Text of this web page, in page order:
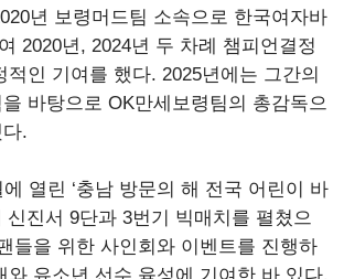
년 보령머드팀 소속으로 한국여자바
2020년, 2024년 두 차례 챔피언결정
적인 기여를 했다. 2025년에는 그간의
바탕으로 OK만세보령팀의 총감독으
.
열린 ‘충남 방문의 해 전국 어린이 바
신진서 9단과 3번기 빅매치를 펼쳤으
들을 위한 사인회와 이벤트를 진행하
와 유소년 선수 육성에 기여한 바 있다.